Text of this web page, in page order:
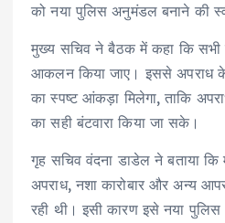
को नया पुलिस अनुमंडल बनाने की
मुख्य सचिव ने बैठक में कहा कि सभी
आकलन किया जाए। इससे अपराध
का स्पष्ट आंकड़ा मिलेगा, ताकि
का सही बंटवारा किया जा सके।
गृह सचिव वंदना डाडेल ने बताया कि
अपराध, नशा कारोबार और अन्य
रही थी। इसी कारण इसे नया